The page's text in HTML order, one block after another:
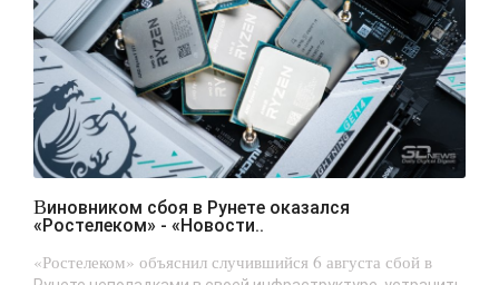
Виновником сбоя в Рунете оказался
«Ростелеком» - «Новости..
«Ростелеком» объяснил случившийся 6 августа сбой в